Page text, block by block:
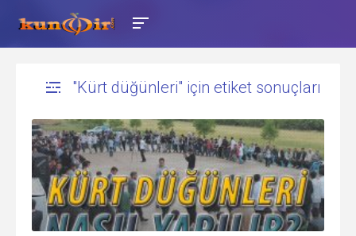
"Kürt düğünleri" için etiket sonuçları